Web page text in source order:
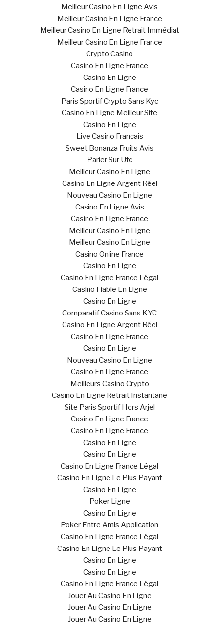
Meilleur Casino En Ligne Avis
Meilleur Casino En Ligne France
Meilleur Casino En Ligne Retrait Immédiat
Meilleur Casino En Ligne France
Crypto Casino
Casino En Ligne France
Casino En Ligne
Casino En Ligne France
Paris Sportif Crypto Sans Kyc
Casino En Ligne Meilleur Site
Casino En Ligne
Live Casino Francais
Sweet Bonanza Fruits Avis
Parier Sur Ufc
Meilleur Casino En Ligne
Casino En Ligne Argent Réel
Nouveau Casino En Ligne
Casino En Ligne Avis
Casino En Ligne France
Meilleur Casino En Ligne
Meilleur Casino En Ligne
Casino Online France
Casino En Ligne
Casino En Ligne France Légal
Casino Fiable En Ligne
Casino En Ligne
Comparatif Casino Sans KYC
Casino En Ligne Argent Réel
Casino En Ligne France
Casino En Ligne
Nouveau Casino En Ligne
Casino En Ligne France
Meilleurs Casino Crypto
Casino En Ligne Retrait Instantané
Site Paris Sportif Hors Arjel
Casino En Ligne France
Casino En Ligne France
Casino En Ligne
Casino En Ligne
Casino En Ligne France Légal
Casino En Ligne Le Plus Payant
Casino En Ligne
Poker Ligne
Casino En Ligne
Poker Entre Amis Application
Casino En Ligne France Légal
Casino En Ligne Le Plus Payant
Casino En Ligne
Casino En Ligne
Casino En Ligne France Légal
Jouer Au Casino En Ligne
Jouer Au Casino En Ligne
Jouer Au Casino En Ligne